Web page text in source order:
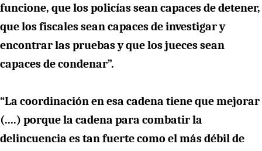
funcione, que los policías sean capaces de detener,
que los fiscales sean capaces de investigar y
encontrar las pruebas y que los jueces sean
capaces de condenar”.
“La coordinación en esa cadena tiene que mejorar
(....) porque la cadena para combatir la
delincuencia es tan fuerte como el más débil de